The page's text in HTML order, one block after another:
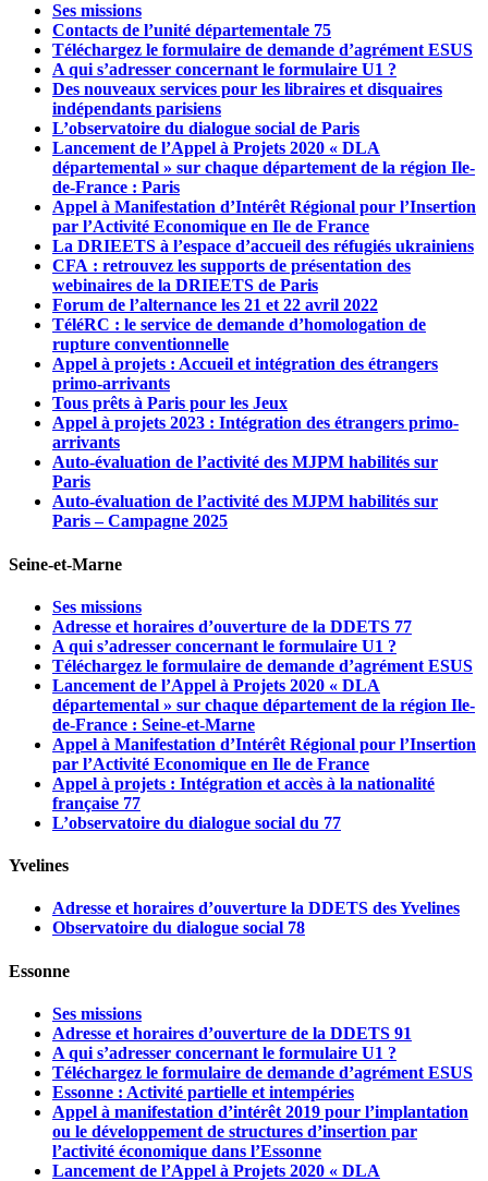
Ses missions
Contacts de l’unité départementale 75
Téléchargez le formulaire de demande d’agrément ESUS
A qui s’adresser concernant le formulaire U1 ?
Des nouveaux services pour les libraires et disquaires
indépendants parisiens
L’observatoire du dialogue social de Paris
Lancement de l’Appel à Projets 2020 « DLA
départemental » sur chaque département de la région Ile-
de-France : Paris
Appel à Manifestation d’Intérêt Régional pour l’Insertion
par l’Activité Economique en Ile de France
La DRIEETS à l’espace d’accueil des réfugiés ukrainiens
CFA : retrouvez les supports de présentation des
webinaires de la DRIEETS de Paris
Forum de l’alternance les 21 et 22 avril 2022
TéléRC : le service de demande d’homologation de
rupture conventionnelle
Appel à projets : Accueil et intégration des étrangers
primo-arrivants
Tous prêts à Paris pour les Jeux
Appel à projets 2023 : Intégration des étrangers primo-
arrivants
Auto-évaluation de l’activité des MJPM habilités sur
Paris
Auto-évaluation de l’activité des MJPM habilités sur
Paris – Campagne 2025
Seine-et-Marne
Ses missions
Adresse et horaires d’ouverture de la DDETS 77
A qui s’adresser concernant le formulaire U1 ?
Téléchargez le formulaire de demande d’agrément ESUS
Lancement de l’Appel à Projets 2020 « DLA
départemental » sur chaque département de la région Ile-
de-France : Seine-et-Marne
Appel à Manifestation d’Intérêt Régional pour l’Insertion
par l’Activité Economique en Ile de France
Appel à projets : Intégration et accès à la nationalité
française 77
L’observatoire du dialogue social du 77
Yvelines
Adresse et horaires d’ouverture la DDETS des Yvelines
Observatoire du dialogue social 78
Essonne
Ses missions
Adresse et horaires d’ouverture de la DDETS 91
A qui s’adresser concernant le formulaire U1 ?
Téléchargez le formulaire de demande d’agrément ESUS
Essonne : Activité partielle et intempéries
Appel à manifestation d’intérêt 2019 pour l’implantation
ou le développement de structures d’insertion par
l’activité économique dans l’Essonne
Lancement de l’Appel à Projets 2020 « DLA